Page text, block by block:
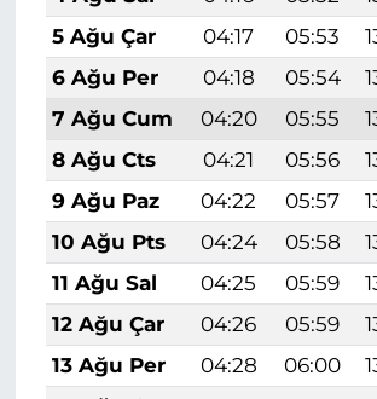
5 Ağu Çar
04:17 05:53
6 Ağu Per
04:18 05:54
7 Ağu Cum
04:20 05:55
8 Ağu Cts
04:21 05:56
9 Ağu Paz
04:22 05:57
10 Ağu Pts
04:24 05:58
11 Ağu Sal
04:25 05:59
12 Ağu Çar
04:26 05:59
13 Ağu Per
04:28 06:00